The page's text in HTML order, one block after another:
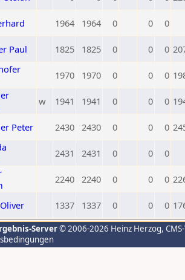
1964 1964 0 0 0
Paul 1825 1825 0 0 0
1970 1970 0 0 0
w 1941 1941 0 0 0
Peter 2430 2430 0 0 0
2431 2431 0 0 0
2240 2240 0 0 0
1337 1337 0 0 0
Server© 2006-2026 Heinz Herzog,